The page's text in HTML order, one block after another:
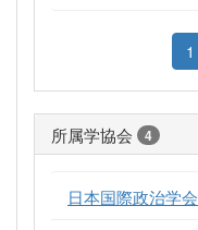
1
所属学協会 4
日本国際政治学会